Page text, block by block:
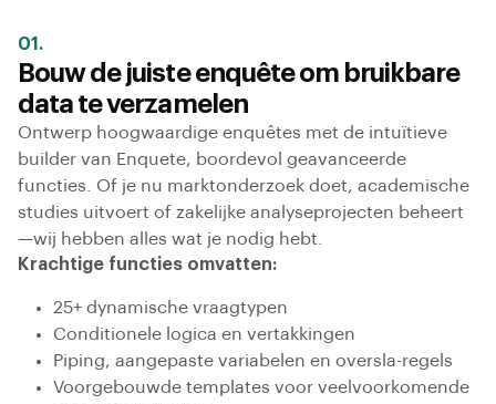
01.
Bouw de juiste enquête om bruikbare
data te verzamelen
Ontwerp hoogwaardige enquêtes met de intuïtieve
builder van Enquete, boordevol geavanceerde
functies. Of je nu marktonderzoek doet, academische
studies uitvoert of zakelijke analyseprojecten beheert
—wij hebben alles wat je nodig hebt.
Krachtige functies omvatten:
25+ dynamische vraagtypen
Conditionele logica en vertakkingen
Piping, aangepaste variabelen en oversla-regels
Voorgebouwde templates voor veelvoorkomende